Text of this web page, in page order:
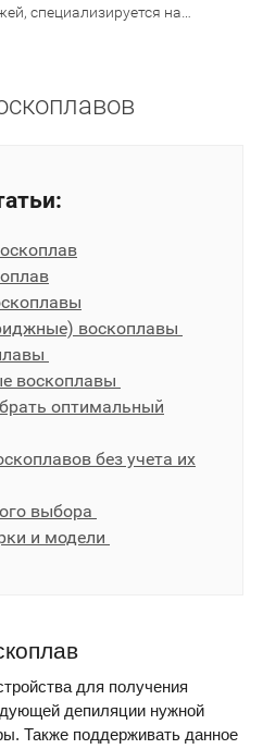
специализируется на
воскоплавы
воскоплавы
оптимальный
без учета их
выбора
и модели
для получения
депиляции нужной
Также поддерживать данное